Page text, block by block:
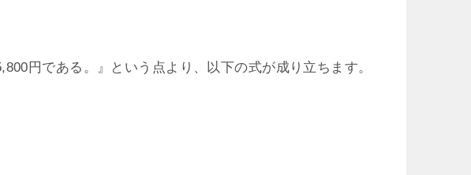
円である。』という点より、以下の式が成り立ちます。